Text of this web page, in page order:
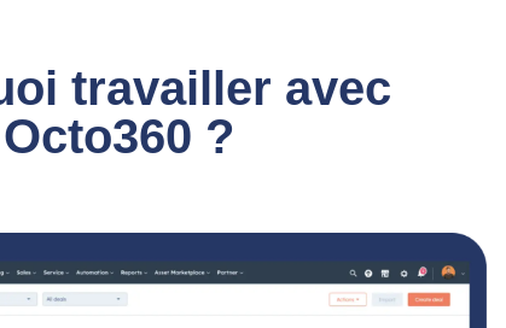
travailler avec
Octo360 ?